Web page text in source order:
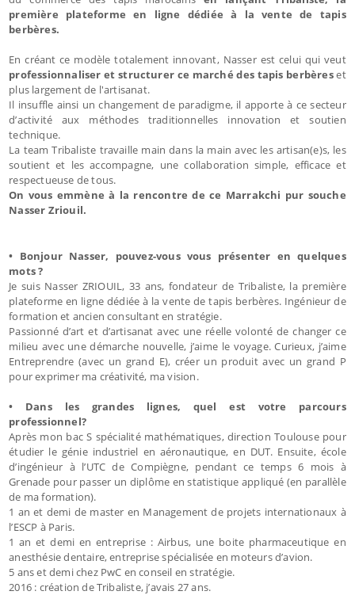
première plateforme en ligne dédiée à la vente de tapis
berbères.
En créant ce modèle totalement innovant, Nasser est celui qui veut
professionnaliser et structurer ce marché des tapis berbèreset
plus largement de l'artisanat.
Il insuffle ainsi un changement de paradigme, il apporte à ce secteur
d’activité aux méthodes traditionnelles innovation et soutien
technique.
La team Tribaliste travaille main dans la main avec les artisan(e)s, les
soutient et les accompagne, une collaboration simple, efficace et
respectueuse de tous.
On vous emmène à la rencontre de ce Marrakchi pur souche
Nasser Zriouil.
• Bonjour Nasser, pouvez-vous vous présenter en quelques
mots ?
Je suis Nasser ZRIOUIL, 33 ans, fondateur de Tribaliste, la première
plateforme en ligne dédiée à la vente de tapis berbères. Ingénieur de
formation et ancien consultant en stratégie.
Passionné d’art et d’artisanat avec une réelle volonté de changer ce
milieu avec une démarche nouvelle, j’aime le voyage. Curieux, j’aime
Entreprendre (avec un grand E), créer un produit avec un grand P
pour exprimer ma créativité, ma vision.
• Dans les grandes lignes, quel est votre parcours
professionnel?
Après mon bac S spécialité mathématiques, direction Toulouse pour
étudier le génie industriel en aéronautique, en DUT. Ensuite, école
d’ingénieur à l’UTC de Compiègne, pendant ce temps 6 mois à
Grenade pour passer un diplôme en statistique appliqué (en parallèle
de ma formation).
1 an et demi de master en Management de projets internationaux à
l’ESCP à Paris.
1 an et demi en entreprise : Airbus, une boite pharmaceutique en
anesthésie dentaire, entreprise spécialisée en moteurs d’avion.
5 ans et demi chez PwC en conseil en stratégie.
2016 : création de Tribaliste, j’avais 27 ans.